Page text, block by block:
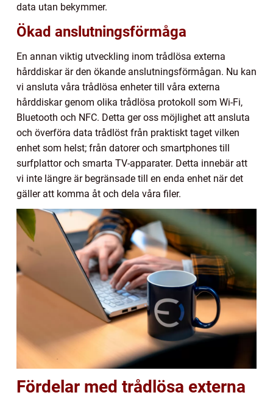
data utan bekymmer.
Ökad anslutningsförmåga
En annan viktig utveckling inom trådlösa externa
hårddiskar är den ökande anslutningsförmågan. Nu kan
vi ansluta våra trådlösa enheter till våra externa
hårddiskar genom olika trådlösa protokoll som Wi-Fi,
Bluetooth och NFC. Detta ger oss möjlighet att ansluta
och överföra data trådlöst från praktiskt taget vilken
enhet som helst; från datorer och smartphones till
surfplattor och smarta TV-apparater. Detta innebär att
vi inte längre är begränsade till en enda enhet när det
gäller att komma åt och dela våra filer.
Fördelar med trådlösa externa